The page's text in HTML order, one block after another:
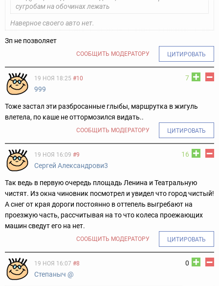
сугробам на обочинах лежать
Наверное своего авто нет.
Зп не позволяет
СООБЩИТЬ МОДЕРАТОРУ ЦИТИРОВАТЬ
7
19 НОЯ 18:25 #10
999
Тоже застал эти разбросанные глыбы, маршрутка в жигуль
влетела, по каше не оттормозился видать..
СООБЩИТЬ МОДЕРАТОРУ ЦИТИРОВАТЬ
16
19 НОЯ 16:09 #9
Сергей Александрови3
Так ведь в первую очередь площадь Ленина и Театральную
чистят. Из окна чиновник посмотрел и увидел что город чистый!
А снег от края дороги постоянно в оттепель выгребают на
проезжую часть, рассчитывая на то что колеса проежающих
машин сведут его на нет.
СООБЩИТЬ МОДЕРАТОРУ ЦИТИРОВАТЬ
0
19 НОЯ 16:07 #8
Cтепаныч @